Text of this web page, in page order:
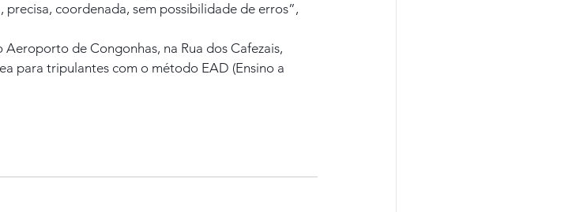
coordenada, sem possibilidade de erros”,
de Congonhas, na Rua dos Cafezais,
para tripulantes com o método EAD (Ensino a